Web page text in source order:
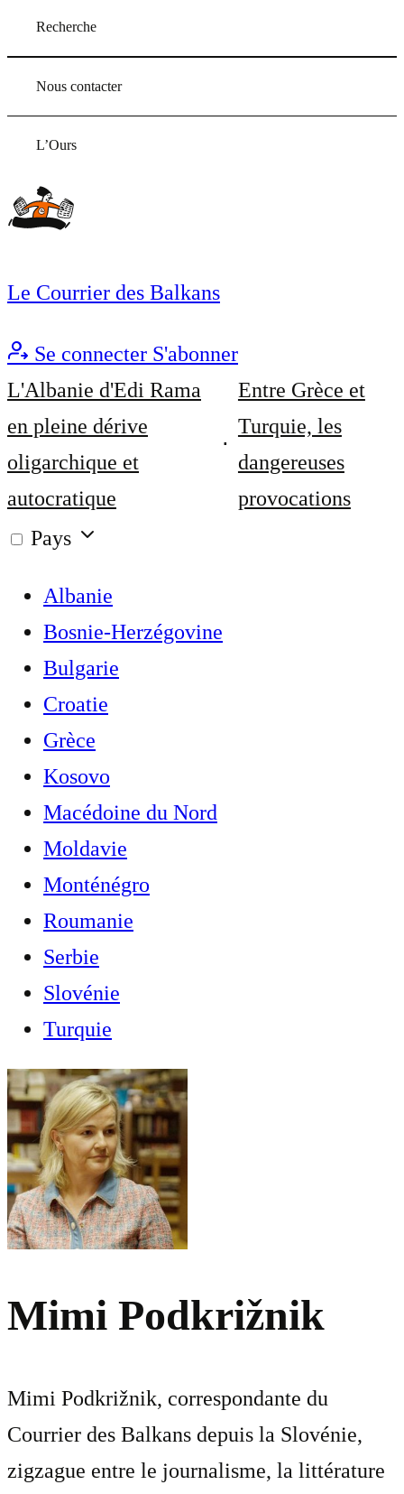
Recherche
Nous contacter
L’Ours
Le Courrier des Balkans
Se connecter S'abonner
L'Albanie d'Edi Rama
en pleine dérive
oligarchique et
autocratique
Entre Grèce et
Turquie, les
dangereuses
provocations
Pays
Albanie
Bosnie-Herzégovine
Bulgarie
Croatie
Grèce
Kosovo
Macédoine du Nord
Moldavie
Monténégro
Roumanie
Serbie
Slovénie
Turquie
Mimi Podkrižnik
Mimi Podkrižnik, correspondante du
Courrier des Balkans depuis la Slovénie,
zigzague entre le journalisme, la littérature